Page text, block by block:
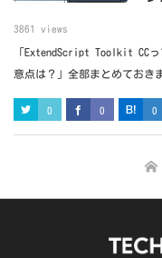
3861 views
「ExtendScript Toolkit CCっ
意点は？」全部まとめておき
0 0 0